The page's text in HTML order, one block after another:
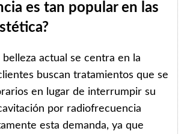
es tan popular en las
belleza actual se centra en la
buscan tratamientos que se
en lugar de interrumpir su
por radiofrecuencia
esta demanda, ya que